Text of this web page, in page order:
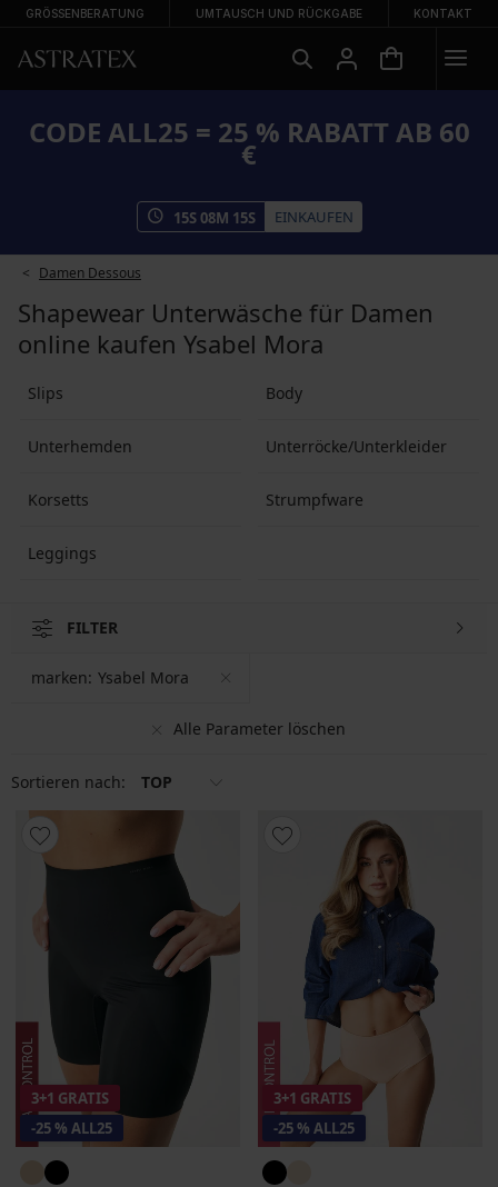
GRÖSSENBERATUNG UMTAUSCH UND RÜCKGABE KONTAKT
CODE ALL25 = 25 % RABATT AB 60
€
15S08M 14S EINKAUFEN
Damen Dessous
Shapewear Unterwäsche für Damen
online kaufen Ysabel Mora
Slips Body
Unterhemden Unterröcke/Unterkleider
Korsetts Strumpfware
Leggings
FILTER
Alle Parameter löschen
marken: Ysabel Mora
Sortieren nach: TOP
3+1 GRATIS
-25 % ALL25
3+1 GRATIS
-25 % ALL25